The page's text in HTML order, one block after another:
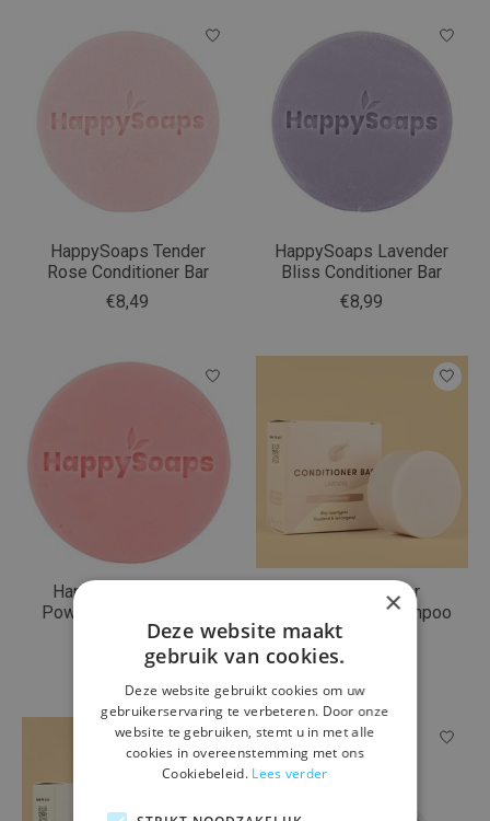
HappySoaps Tender
Rose Conditioner Bar
€8,49
HappySoaps Lavender
Bliss Conditioner Bar
€8,99
HappySoaps Melon
Power Conditioner Bar
€8,49
Conditioner Bar
Lavendel van 'Shampoo
Bars'
€7,95
×
Deze website maakt
gebruik van cookies.
Deze website gebruikt cookies om uw
gebruikerservaring te verbeteren. Door onze
website te gebruiken, stemt u in met alle
cookies in overeenstemming met ons
Cookiebeleid. Lees verder